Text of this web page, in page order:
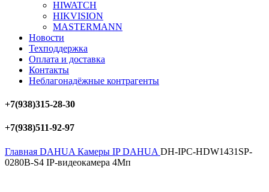
HIWATCH
HIKVISION
MASTERMANN
Новости
Техподдержка
Оплата и доставка
Контакты
Неблагонадёжные контрагенты
+7(938)315-28-30
+7(938)511-92-97
Главная DAHUA Камеры IP DAHUA DH-IPC-HDW1431SP-
0280B-S4 IP-видеокамера 4Мп